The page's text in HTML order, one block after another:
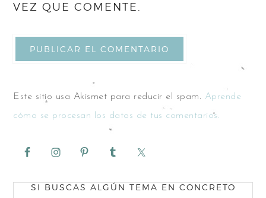
VEZ QUE COMENTE.
Este sitio usa Akismet para reducir el spam. Aprende
cómo se procesan los datos de tus comentarios.
SI BUSCAS ALGÚN TEMA EN CONCRETO